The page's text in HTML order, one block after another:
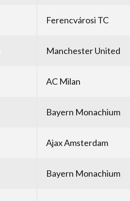
Ferencvárosi TC
Manchester United
AC Milan
Bayern Monachium
Ajax Amsterdam
Bayern Monachium